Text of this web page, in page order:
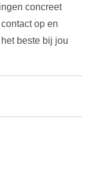
concreet
op en
beste bij jou